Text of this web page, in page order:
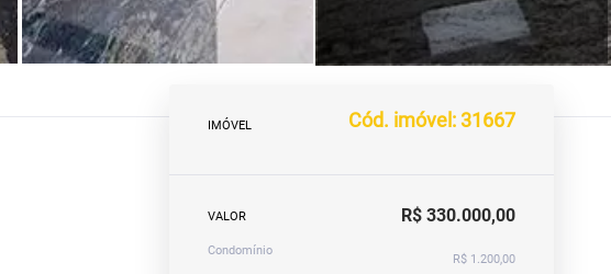
IMÓVEL Cód. imóvel: 31667
VALOR R$ 330.000,00
Condomínio
R$ 1.200,00